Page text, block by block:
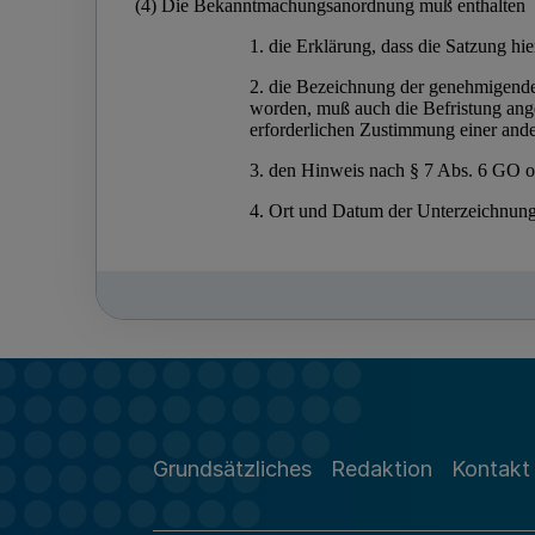
Grundsätzliches Redaktion Kontakt